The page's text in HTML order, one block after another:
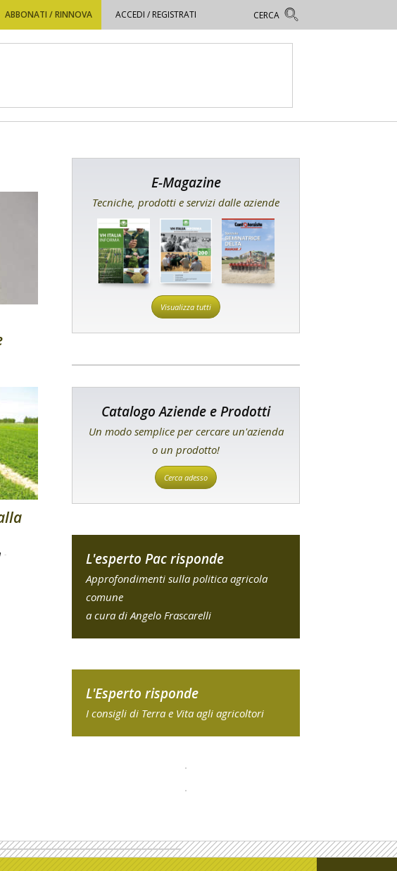
ABBONATI / RINNOVA ACCEDI / REGISTRATI
-
E-Magazine
Tecniche, prodotti e servizi dalle aziende
Visualizza tutti
Catalogo Aziende e Prodotti
Un modo semplice per cercare un'azienda
o un prodotto!
Cerca adesso
L'esperto Pac risponde
Approfondimenti sulla politica agricola
comune
a cura di Angelo Frascarelli
L'Esperto risponde
I consigli di Terra e Vita agli agricoltori